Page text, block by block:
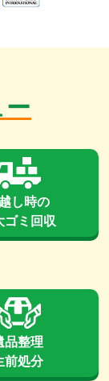
し時の
ゴミ回収
品整理
前処分